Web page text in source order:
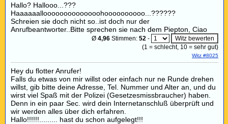
Hallo? Hallooo...???
Haaaaaalloooooooooooooohoooooooooo...??????
Schreien sie doch nicht so..ist doch nur der
Anrufbeantworter..Bitte sprechen sie nach dem Piepton, Ciao
Ø 4,96 Stimmen: 52 -
(1 = schlecht, 10 = sehr gut)
Witz #8025
Hey du flotter Anrufer!
Falls du etwas von mir willst oder einfach nur ne Runde drehen
willst, gib bitte deine Adresse, Tel. Nummer und Alter an, und du
wirst viel Spaß mit der Polizei (Gesetzesmissbraucher) haben.
Denn in ein paar Sec. wird dein Internetanschluß überprüft und
wir werden alles über dich erfahren.
Hallo!!!!!!......... hast du schon aufgelegt!!!